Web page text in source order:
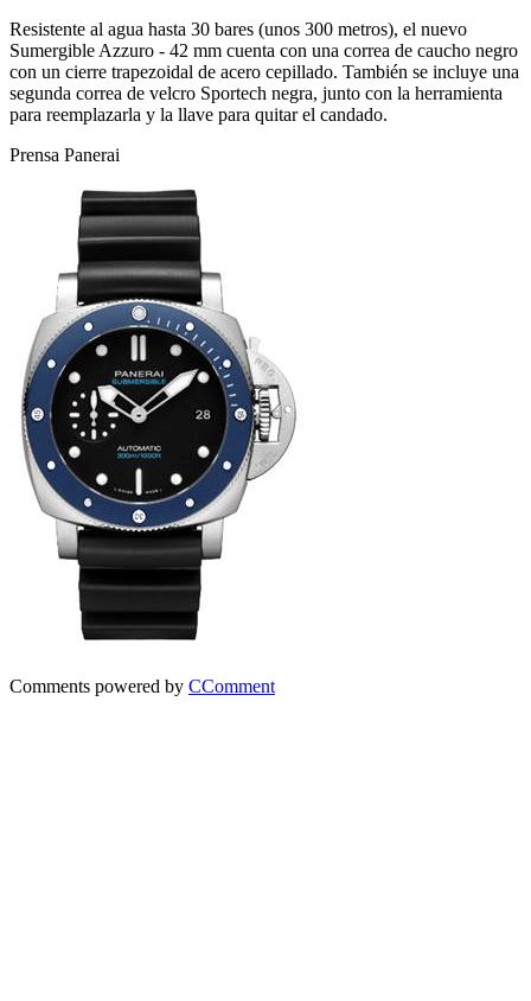
Resistente al agua hasta 30 bares (unos 300 metros), el nuevo
Sumergible Azzuro - 42 mm cuenta con una correa de caucho negro
con un cierre trapezoidal de acero cepillado. También se incluye una
segunda correa de velcro Sportech negra, junto con la herramienta
para reemplazarla y la llave para quitar el candado.
Prensa Panerai
Comments powered by CComment